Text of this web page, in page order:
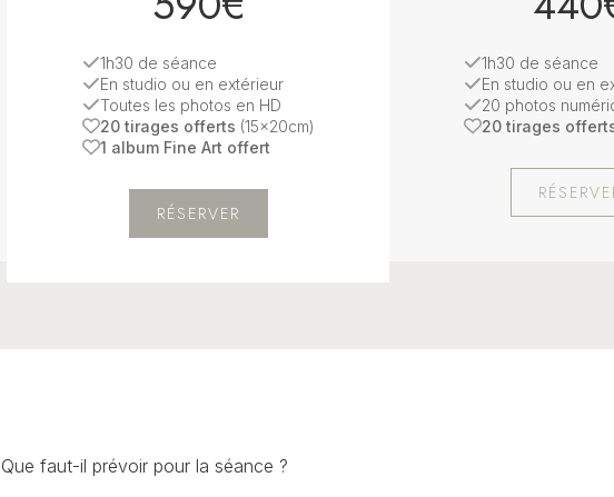
1h30 de séance
En studio ou en extérieur
Toutes les photos en HD
20 tirages offerts (15x20cm)
1 album Fine Art offert
RÉSERVER
1h30 de séance
En studio ou en
20 photos
20 tirages
Que faut-il prévoir pour la séance ?